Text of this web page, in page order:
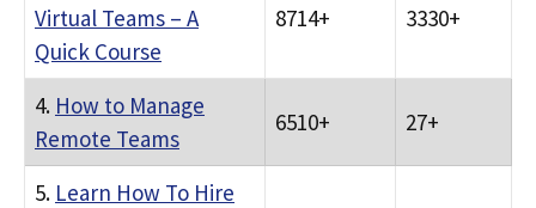
Virtual Teams – A
Quick Course
8714+ 3330+
4. How to Manage
Remote Teams
6510+ 27+
5. Learn How To Hire